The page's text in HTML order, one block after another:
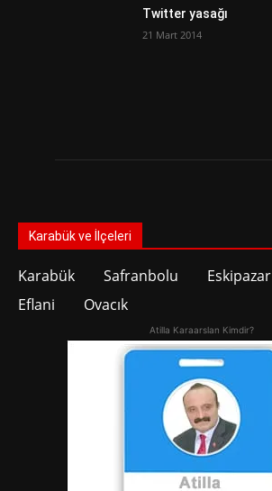
Twitter yasağı
21 Mart 2014
Karabük ve İlçeleri
Karabük Safranbolu Eskipazar
Eflani
Ovacık
Atilla Karaarslan Kimdir?